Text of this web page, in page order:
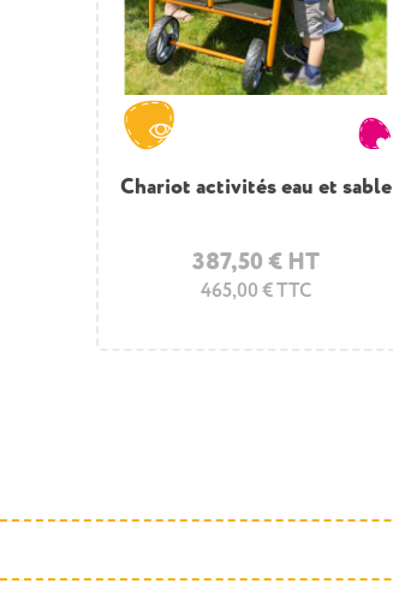
Chariot activités eau et sable
387,50 € HT
465,00 € TTC